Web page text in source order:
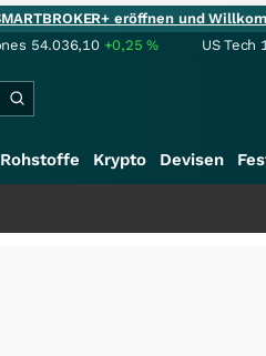
eröffnen und
54.036,10 +0,25% US Tech
Rohstoffe Krypto Devisen